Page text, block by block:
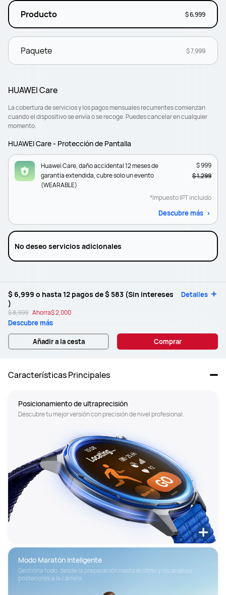
Producto $ 6,999
Paquete $ 7,999
HUAWEI Care
La cobertura de servicios y los pagos mensuales recurrentes comienzan
cuando el dispositivo se envía o se recoge. Puedes cancelar en cualquier
momento.
HUAWEI Care - Protección de Pantalla
Huawei Care, daño accidental 12 meses de
garantía extendida, cubre solo un evento
(WEARABLE)
$ 999
$ 1,299
*Impuesto IPT incluido
Descubre más
No deseo servicios adicionales
$ 6,999 o hasta 12 pagos de$ 583 (Sin intereses
)
Detalles
$ 8,999 Ahorra$ 2,000
Descubre más
Añadir a la cesta Comprar
Características Principales
Posicionamiento de ultraprecisión
Descubre tu mejor versión con precisión de nivel profesional.
Modo Maratón Inteligente
Gestiona todo, desde la preparación hasta el ritmo y los análisis
posteriores a la carrera.